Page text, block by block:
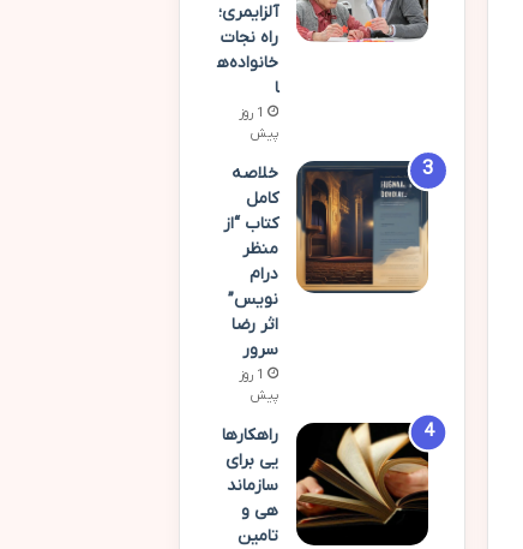
آلزایمری؛
راه نجات
خانواده‌ه
ا
1 روز
پیش
خلاصه
کامل
کتاب “از
منظر
درام
نویس”
اثر رضا
سرور
1 روز
پیش
راهکارها
یی برای
سازماند
هی و
تامین